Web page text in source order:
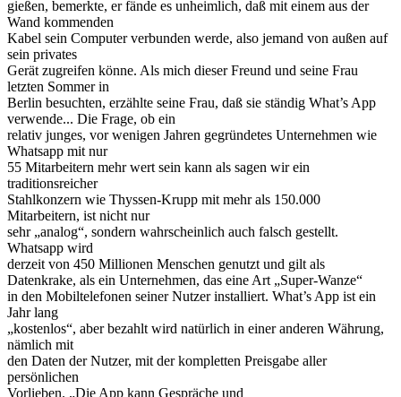
gießen, bemerkte, er fände es unheimlich, daß mit einem aus der
Wand kommenden
Kabel sein Computer verbunden werde, also jemand von außen auf
sein privates
Gerät zugreifen könne. Als mich dieser Freund und seine Frau
letzten Sommer in
Berlin besuchten, erzählte seine Frau, daß sie ständig What’s App
verwende... Die Frage, ob ein
relativ junges, vor wenigen Jahren gegründetes Unternehmen wie
Whatsapp mit nur
55 Mitarbeitern mehr wert sein kann als sagen wir ein
traditionsreicher
Stahlkonzern wie Thyssen-Krupp mit mehr als 150.000
Mitarbeitern, ist nicht nur
sehr „analog“, sondern wahrscheinlich auch falsch gestellt.
Whatsapp wird
derzeit von 450 Millionen Menschen genutzt und gilt als
Datenkrake, als ein Unternehmen, das eine Art „Super-Wanze“
in den Mobiltelefonen seiner Nutzer installiert. What’s App ist ein
Jahr lang
„kostenlos“, aber bezahlt wird natürlich in einer anderen Währung,
nämlich mit
den Daten der Nutzer, mit der kompletten Preisgabe aller
persönlichen
Vorlieben. „Die App kann Gespräche und